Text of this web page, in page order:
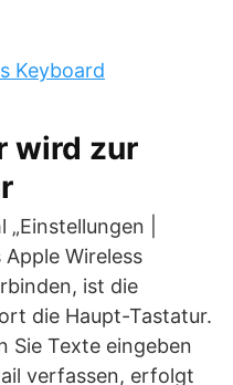
Keyboard
wird zur
|
Wireless
ist die
die Haupt-Tastatur.
Sie Texte eingeben
verfassen, erfolgt